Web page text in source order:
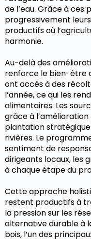
de l’eau. Grâce à
progressivement
productifs où
harmonie.
Au-delà des
renforce le bien-être
ont accès à des
l’année, ce qui les
alimentaires. Les
grâce à
plantation
rivières. Le
sentiment de
dirigeants locaux, les
à chaque étape du
Cette approche
restent productifs à
la pression sur les
alternative durable à
bois, l’un des